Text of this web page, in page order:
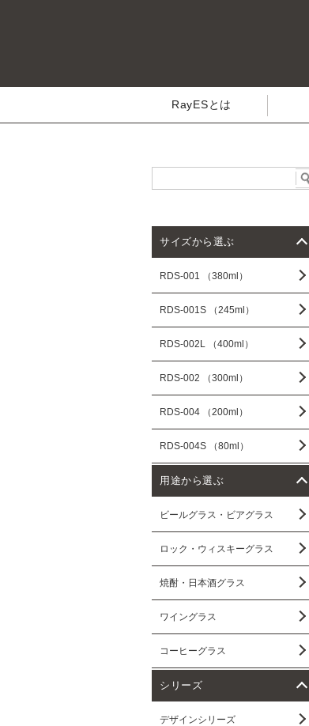
RayESとは
サイズから選ぶ
RDS-001 （380ml）
RDS-001S （245ml）
RDS-002L （400ml）
RDS-002 （300ml）
RDS-004 （200ml）
RDS-004S （80ml）
用途から選ぶ
ビールグラス・ビアグラス
ロック・ウィスキーグラス
焼酎・日本酒グラス
ワイングラス
コーヒーグラス
シリーズ
デザインシリーズ